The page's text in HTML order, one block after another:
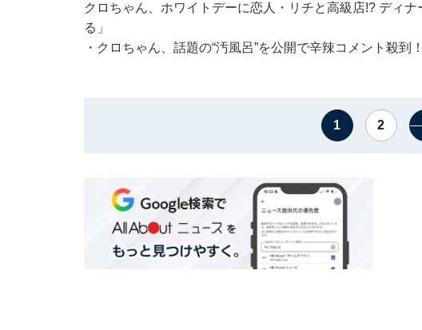
クロちゃん、ホワイトデーに恋人・リチと高級店!? ディ
る」
・ クロちゃん、話題の“汚風呂”を公開で辛辣コメント殺到
1 2